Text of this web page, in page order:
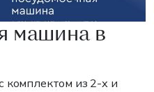
машина в
комплектом из 2-х и